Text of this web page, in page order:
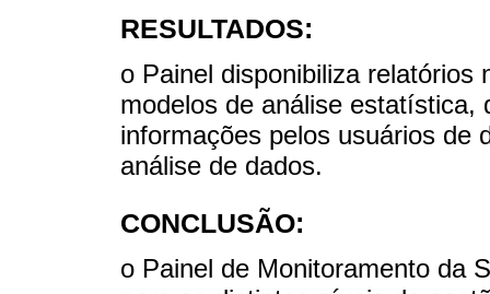
RESULTADOS:
o Painel disponibiliza relatórios
modelos de análise estatística,
informações pelos usuários de
análise de dados.
CONCLUSÃO:
o Painel de Monitoramento da